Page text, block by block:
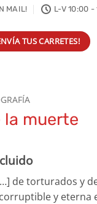
MAIL! L-V 10:00 -
TUS CARRETES!
la muerte
de torturados y
y eterna